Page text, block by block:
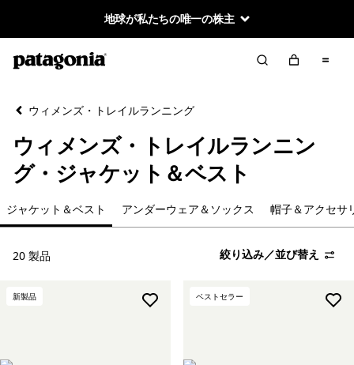
地球が私たちの唯一の株主
絞り込み／並び替え
絞り込み
カテゴリー
新着
ウィメンズ・トレイルランニング
ウィメンズ・トレイルランニン
グ・ジャケット＆ベスト
ジャケット＆ベスト アンダーウェア＆ソックス 帽子＆アクセサ
20 製品 絞り込み／並び替え
新製品 ベストセラー